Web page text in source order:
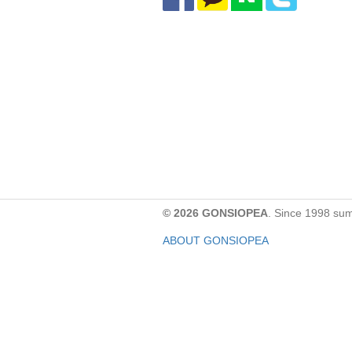
© 2026 GONSIOPEA . Since 1998
ABOUT GONSIOPEA